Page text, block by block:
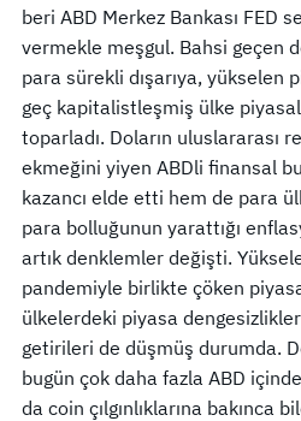
beri ABD Merkez Bankası FED
vermekle meşgul. Bahsi geçen
para sürekli dışarıya, yükselen
geç kapitalistleşmiş ülke
toparladı. Doların uluslararası
ekmeğini yiyen ABDli finansal
kazancı elde etti hem de para
para bolluğunun yarattığı
artık denklemler değişti.
pandemiyle birlikte çöken
ülkelerdeki piyasa
getirileri de düşmüş durumda.
bugün çok daha fazla ABD
da coin çılgınlıklarına bakınca